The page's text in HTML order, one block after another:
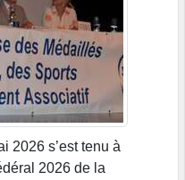
2026 s’est tenu à
2026 de la